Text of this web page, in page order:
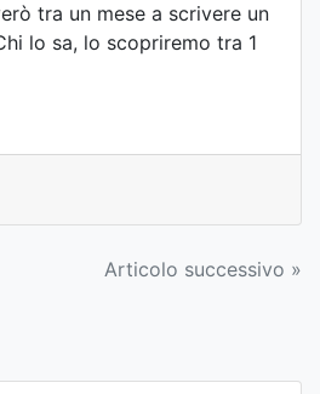
tra un mese a scrivere un
lo sa, lo scopriremo tra 1
Articolo successivo »